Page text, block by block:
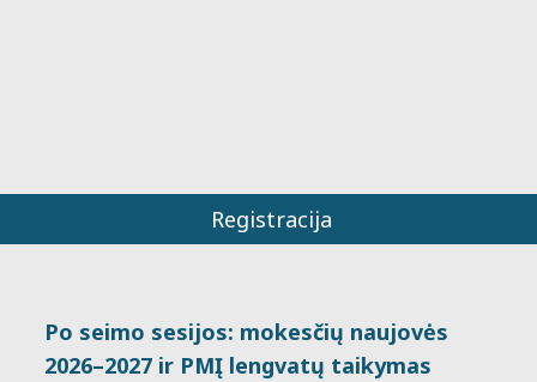
Registracija
Po seimo sesijos: mokesčių naujovės
2026–2027 ir PMĮ lengvatų taikymas